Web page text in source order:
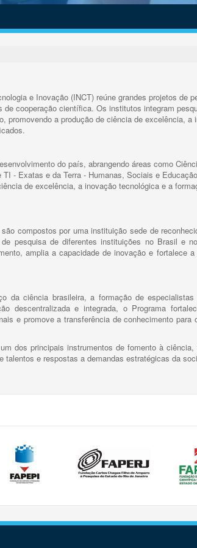
e Inovação (INCT) reúne grandes projetos de
cooperação científica. Os institutos integram
promovendo a produção de ciência de excelência, a
do país, abrangendo áreas como
- Exatas e da Terra - Humanas, Sociais e
de excelência, a inovação tecnológica e a
compostos por uma instituição sede de
pesquisa de diferentes instituições no Brasil e
amplia a capacidade de inovação e fortalece
da ciência brasileira, a formação de
descentralizada e integrada, o Programa
e promove a transferência de conhecimento para
dos principais instrumentos de fomento à
e respostas a demandas estratégicas da